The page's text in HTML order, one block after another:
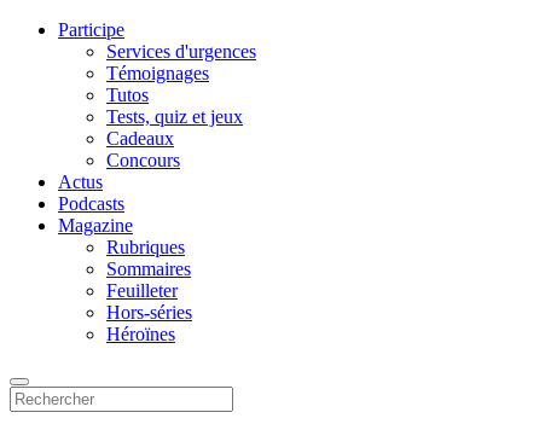
Participe
Services d'urgences
Témoignages
Tutos
Tests, quiz et jeux
Cadeaux
Concours
Actus
Podcasts
Magazine
Rubriques
Sommaires
Feuilleter
Hors-séries
Héroïnes